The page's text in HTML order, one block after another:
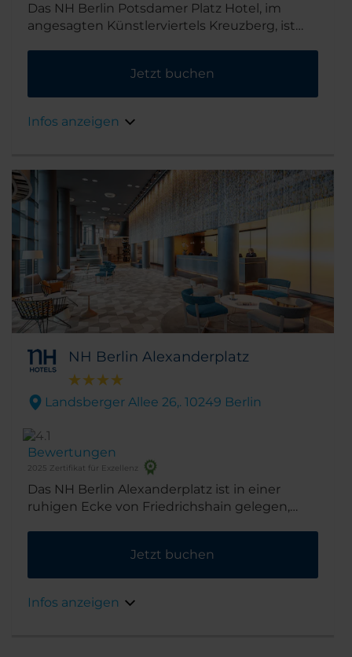
Das NH Berlin Potsdamer Platz Hotel, im
angesagten Künstlerviertels Kreuzberg, ist
erreichen Sie die bekanntesten
Sehenswürdigkeiten der Stadt wie das
und das Reichstagsgebäude. Außerdem
Restaurants und Nachtclubs.
Jetzt buchen
Infos anzeigen
NH Berlin Alexanderplatz
Landsberger Allee 26,. 10249 Berlin
Bewertungen
2025 Zertifikat für Exzellenz
Das NH Berlin Alexanderplatz ist in einer
ruhigen Ecke von Friedrichshain gelegen,
Hotel gibt es einen hübschen Park und ein
paar Meter die Straße hinunter finden Sie
Jetzt buchen
Infos anzeigen